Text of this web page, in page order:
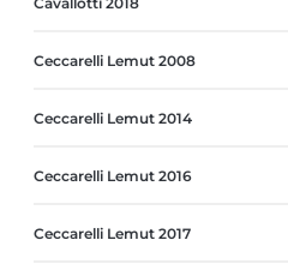
Ceccarelli Lemut 2008
Ceccarelli Lemut 2014
Ceccarelli Lemut 2016
Ceccarelli Lemut 2017